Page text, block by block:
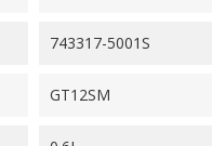
743317-5001S
GT12SM